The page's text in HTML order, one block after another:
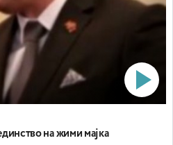
на жими мајка